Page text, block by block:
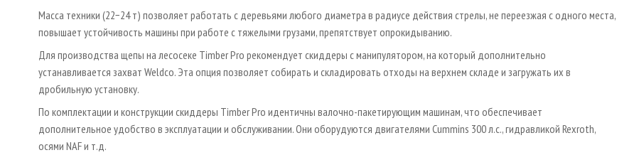
Масса техники (22−24 т) позволяет работать с деревьями любого диаметра в радиусе действия стрелы, не переезжая с одного места,
повышает устойчивость машины при работе с тяжелыми грузами, препятствует опрокидыванию.
Для производства щепы на лесосеке Timber Pro рекомендует скиддеры с манипулятором, на который дополнительно
устанавливается захват Weldco. Эта опция позволяет собирать и складировать отходы на верхнем складе и загружать их в
дробильную установку.
По комплектации и конструкции скиддеры Timber Pro идентичны валочно-пакетирующим машинам, что обес­печивает
дополнительное удобство в эксплуатации и обслуживании. Они оборудуются двигателями Cummins 300 л.с., гидравликой Rexroth,
осями NAF и т.д.